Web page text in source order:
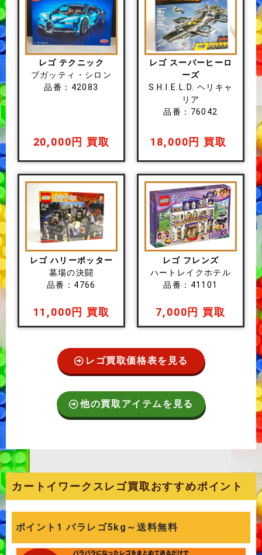
レゴ テクニック
ブガッティ・シロン
品番：42083
20,000円 買取
レゴ スーパーヒーロ
ーズ
S.H.I.E.L.D. ヘリキャ
リア
品番：76042
18,000円 買取
レゴ ハリーポッター
墓場の決闘
品番：4766
11,000円 買取
レゴ フレンズ
ハートレイクホテル
品番：41101
7,000円 買取
レゴ買取価格表を見る
他の買取アイテムを見る
カートイワークスレゴ買取おすすめポイント
ポイント1 バラレゴ5kg～送料無料